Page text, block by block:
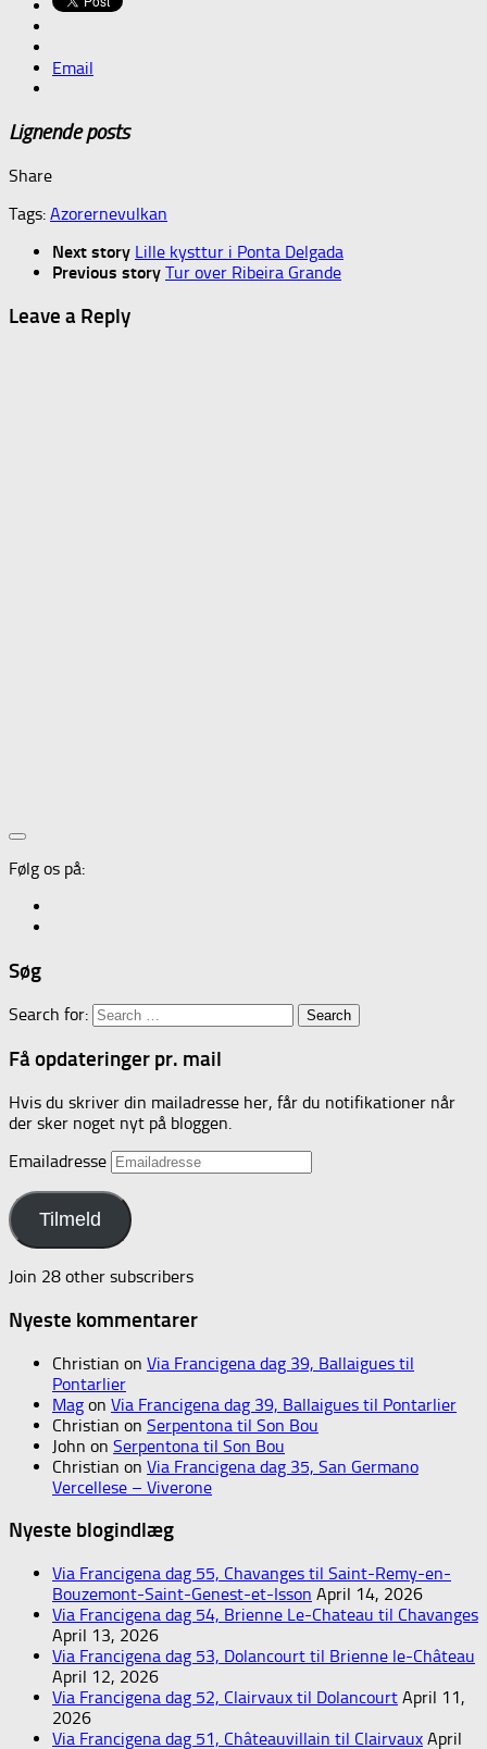
Email
Lignende posts
Share
Tags: Azorernevulkan
Next story Lille kysttur i Ponta Delgada
Previous story Tur over Ribeira Grande
Leave a Reply
Følg os på:
Søg
Search for:
Få opdateringer pr. mail
Hvis du skriver din mailadresse her, får du notifikationer når
der sker noget nyt på bloggen.
Emailadresse
Tilmeld
Join 28 other subscribers
Nyeste kommentarer
Christian on Via Francigena dag 39, Ballaigues til
Pontarlier
Mag on Via Francigena dag 39, Ballaigues til Pontarlier
Christian on Serpentona til Son Bou
John on Serpentona til Son Bou
Christian on Via Francigena dag 35, San Germano
Vercellese – Viverone
Nyeste blogindlæg
Via Francigena dag 55, Chavanges til Saint-Remy-en-
Bouzemont-Saint-Genest-et-Isson April 14, 2026
Via Francigena dag 54, Brienne Le-Chateau til Chavanges
April 13, 2026
Via Francigena dag 53, Dolancourt til Brienne le-Château
April 12, 2026
Via Francigena dag 52, Clairvaux til Dolancourt April 11,
2026
Via Francigena dag 51, Châteauvillain til Clairvaux April